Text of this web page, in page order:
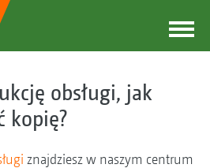
obsługi, jak
kopię?
znajdziesz w naszym centrum